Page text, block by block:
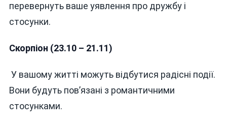
перевернуть ваше уявлення про дружбу і
стосунки.
Скорпіон (23.10 – 21.11)
У вашому житті можуть відбутися радісні події.
Вони будуть пов’язані з романтичними
стосунками.